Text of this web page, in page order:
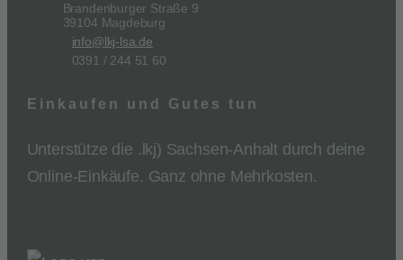
Brandenburger Straße 9
39104 Magdeburg
info@lkj-lsa.de
0391 / 244 51 60
Einkaufen und Gutes tun
Unterstütze die .lkj) Sachsen-Anhalt durch deine
Online-Einkäufe. Ganz ohne Mehrkosten.